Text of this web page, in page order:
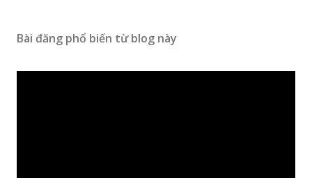
Bài đăng phổ biến từ blog này